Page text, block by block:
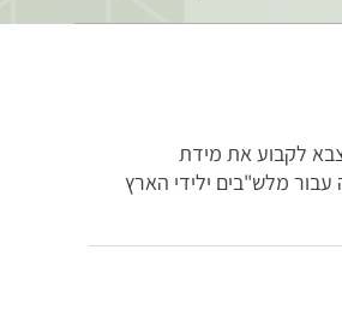
לקבוע את מידת
מלש"בים ילידי הארץ